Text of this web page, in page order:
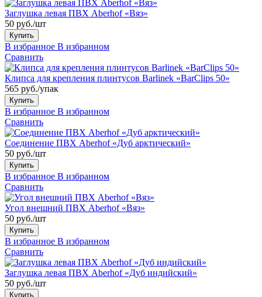
Заглушка левая ПВХ Aberhof «Вяз»
50 руб./шт
Купить
В избранное В избранном
Сравнить
Клипса для крепления плинтусов Barlinek «BarClips 50»
565 руб./упак
Купить
В избранное В избранном
Сравнить
Соединение ПВХ Aberhof «Дуб арктический»
50 руб./шт
Купить
В избранное В избранном
Сравнить
Угол внешний ПВХ Aberhof «Вяз»
50 руб./шт
Купить
В избранное В избранном
Сравнить
Заглушка левая ПВХ Aberhof «Дуб индийский»
50 руб./шт
Купить